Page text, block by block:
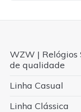
WZW | Relógios
de qualidade
Linha Casual
Linha Clássica